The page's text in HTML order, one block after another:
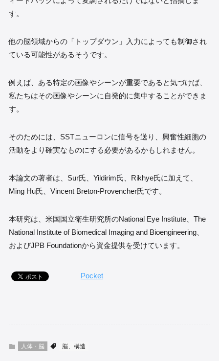
す。
他の脳領域からの「トップダウン」入力によっても制御され
ている可能性があるそうです。
例えば、ある特定の画像やシーンが重要であると気づけば、
私たちはその画像やシーンに自発的に集中することができま
す。
そのためには、SSTニューロンに信号を送り、興奮性細胞の
活動をより確実なものにする必要があるかもしれません。
本論文の著者は、Sur氏、Yildirim氏、Rikhye氏に加えて、
Ming Hu氏、Vincent Breton-Provencher氏です。
本研究は、米国国立衛生研究所のNational Eye Institute、The
National Institute of Biomedical Imaging and Bioengineering、
およびJPB Foundationから資金提供を受けています。
Pocket
人体・脳 脳、構造